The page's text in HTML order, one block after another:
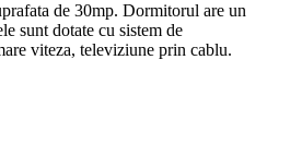
de 30mp. Dormitorul are un
sunt dotate cu sistem de
viteza, televiziune prin cablu.